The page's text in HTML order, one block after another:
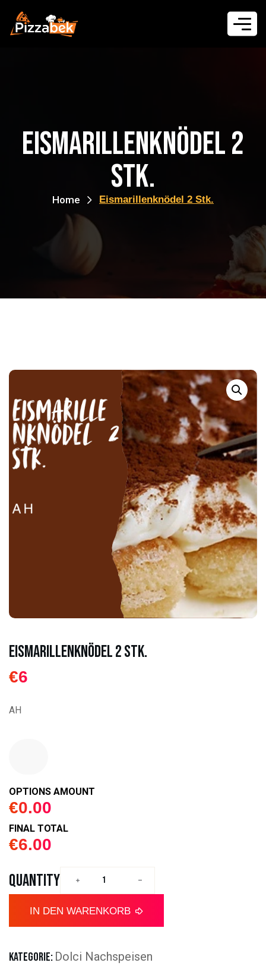
Eismarillenknödel 2
Stk.
Home Eismarillenknödel 2 Stk.
Eismarillenknödel 2 Stk.
€6
AH
OPTIONS AMOUNT
€0.00
FINAL TOTAL
€6.00
QUANTITY
IN DEN WARENKORB
KATEGORIE: Dolci Nachspeisen